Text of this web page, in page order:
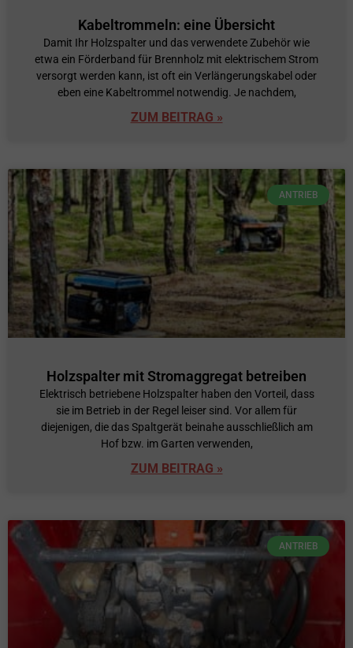
Kabeltrommeln: eine Übersicht
Damit Ihr Holzspalter und das verwendete Zubehör wie
etwa ein Förderband für Brennholz mit elektrischem Strom
versorgt werden kann, ist oft ein Verlängerungskabel oder
eben eine Kabeltrommel notwendig. Je nachdem,
ZUM BEITRAG »
ANTRIEB
Holzspalter mit Stromaggregat betreiben
Elektrisch betriebene Holzspalter haben den Vorteil, dass
sie im Betrieb in der Regel leiser sind. Vor allem für
diejenigen, die das Spaltgerät beinahe ausschließlich am
Hof bzw. im Garten verwenden,
ZUM BEITRAG »
ANTRIEB